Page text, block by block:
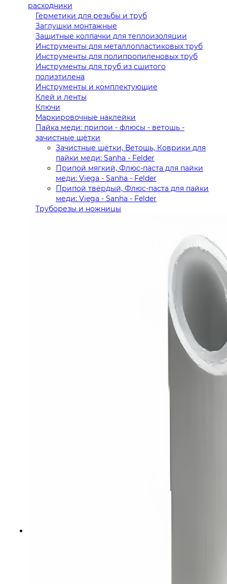
расходники
Герметики для резьбы и труб
Заглушки монтажные
Защитные колпачки для теплоизоляции
Инструменты для металлопластиковых труб
Инструменты для полипропиленовых труб
Инструменты для труб из сшитого
полиэтилена
Инструменты и комплектующие
Клей и ленты
Ключи
Маркировочные наклейки
Пайка меди: припои - флюсы - ветошь -
зачистные щётки
Зачистные щётки, Ветошь, Коврики для
пайки меди: Sanha - Felder
Припой мягкий, Флюс-паста для пайки
меди: Viega - Sanha - Felder
Припой твёрдый, Флюс-паста для пайки
меди: Viega - Sanha - Felder
Труборезы и ножницы